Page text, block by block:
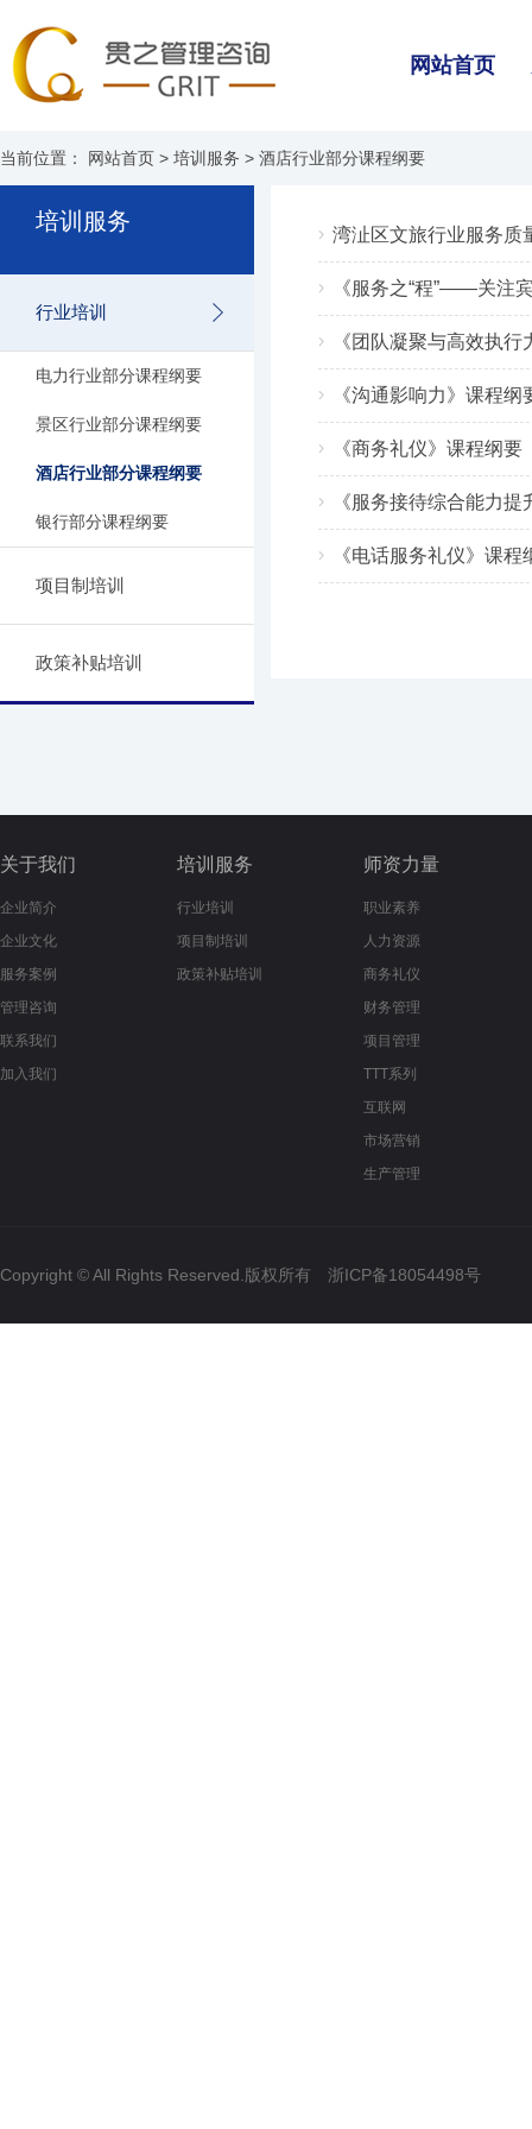
网站首页
当前位置： 网站首页 > 培训服务 > 酒店行业部分课程纲要
培训服务
行业培训
电力行业部分课程纲要
景区行业部分课程纲要
酒店行业部分课程纲要
银行部分课程纲要
项目制培训
政策补贴培训
湾沚区文旅行业服务质
《服务之“程”——关注
《团队凝聚与高效执
《沟通影响力》课程纲
《商务礼仪》课程纲要
《服务接待综合能力提
《电话服务礼仪》课程
关于我们
企业简介
企业文化
服务案例
管理咨询
联系我们
加入我们
培训服务
行业培训
项目制培训
政策补贴培训
师资力量
职业素养
人力资源
商务礼仪
财务管理
项目管理
TTT系列
互联网
市场营销
生产管理
Copyright © All Rights Reserved.版权所有 浙ICP备18054498号